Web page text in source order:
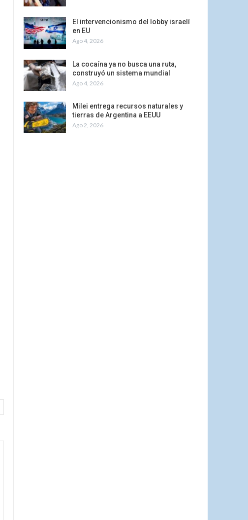
El intervencionismo del lobby israelí
en EU
Ago 4, 2026
La cocaína ya no busca una ruta,
construyó un sistema mundial
Ago 4, 2026
Milei entrega recursos naturales y
tierras de Argentina a EEUU
Ago 2, 2026